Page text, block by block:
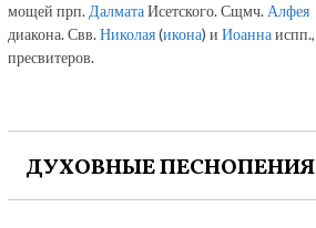
мощей прп. ДалматаИсетского. Сщмч. Алфея
диакона. Свв.Николая(икона) и Иоаннаиспп.,
пресвитеров.
ДУХОВНЫЕ ПЕСНОПЕНИЯ